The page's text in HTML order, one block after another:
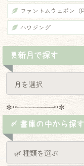
ファントムウェポン（
ハウジング
更新月で探す
✼••┈┈┈┈┈┈┈┈┈••✼
〆 書庫の中から探す